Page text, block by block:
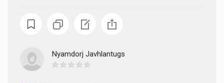
Nyamdorj Javhlantugs